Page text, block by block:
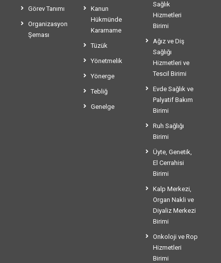
Görev Tanımı
Organizasyon
Şeması
Kanun
Hükmünde
Kararname
Tüzük
Yönetmelik
Yönerge
Tebliğ
Genelge
Sağlık
Hizmetleri
Birimi
Ağız ve Diş
Sağlığı
Hizmetleri ve
Tescil Birimi
Evde Sağlık ve
Palyatif Bakım
Birimi
Ruh Sağlığı
Birimi
Üyte, Genetik,
El Cerrahisi
Birimi
Kalp Merkezi,
Organ Nakli ve
Diyaliz Merkezi
Birimi
Onkoloji ve Rop
Hizmetleri
Birimi